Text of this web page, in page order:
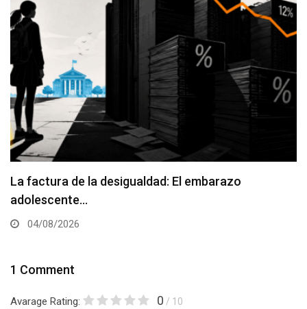
La factura de la desigualdad: El embarazo
adolescente…
04/08/2026
1 Comment
Avarage Rating: 0 / 10